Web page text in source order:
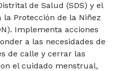
de Salud (SDS) y el
Protección de la Niñez
Implementa acciones
a las necesidades de
de calle y cerrar las
el cuidado menstrual,